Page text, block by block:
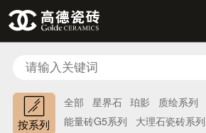
按系列
全部 星界石 珀影 质绘系列
能量砖G5系列
大理石瓷砖系列